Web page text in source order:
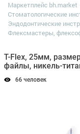
Маркетплейс bh.market
Стоматологические
Эндодонтические
Флексмастеры,
T-Flex, 25мм,
файлы, никель-
66 человек